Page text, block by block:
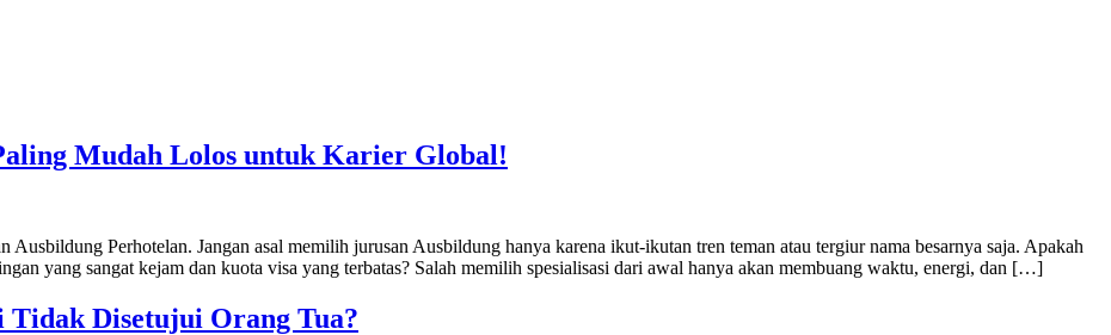
Mudah Lolos untuk Karier Global!
Perhotelan. Jangan asal memilih jurusan Ausbildung hanya karena ikut-ikutan tren teman atau tergiur nama besarnya saja. Apakah
yang sangat kejam dan kuota visa yang terbatas? Salah memilih spesialisasi dari awal hanya akan membuang waktu, energi, dan […]
Disetujui Orang Tua?